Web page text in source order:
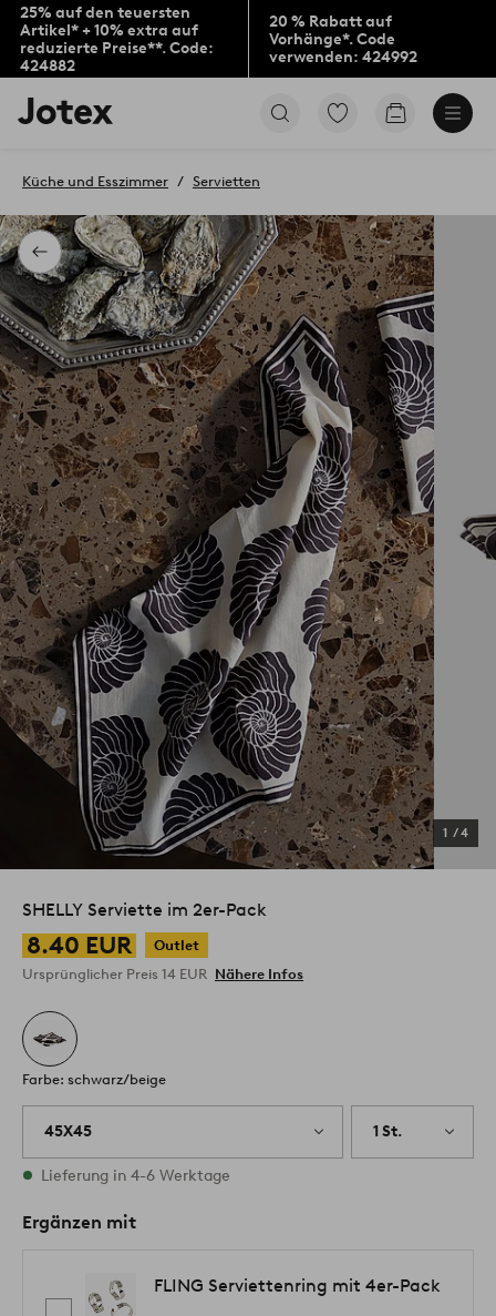
25% auf den teuersten
Artikel* + 10% extra auf
reduzierte Preise**. Code:
424882
20 % Rabatt auf
Vorhänge*. Code
verwenden: 424992
Jotex-
Logo
Startseite
Zu
Produkten
gehen
Zum
Zurück
Küche und Esszimmer Servietten
1 /4
SHELLY Serviette im 2er-Pack
8.40 EUR
Outlet
Ursprünglicher Preis 14 EUR Nähere Infos
Farbe: schwarz/beige
45X45 1 St.
Vorrätig
Lieferung in 4-6 Werktage
Ergänzen mit
FLING Serviettenring mit 4er-Pack